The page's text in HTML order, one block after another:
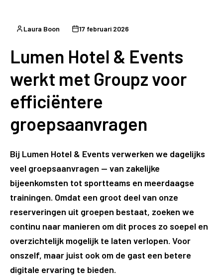
Laura Boon 17 februari 2026
Lumen Hotel & Events
werkt met Groupz voor
efficiëntere
groepsaanvragen
Bij Lumen Hotel & Events verwerken we dagelijks
veel groepsaanvragen — van zakelijke
bijeenkomsten tot sportteams en meerdaagse
trainingen. Omdat een groot deel van onze
reserveringen uit groepen bestaat, zoeken we
continu naar manieren om dit proces zo soepel en
overzichtelijk mogelijk te laten verlopen. Voor
onszelf, maar juist ook om de gast een betere
digitale ervaring te bieden.